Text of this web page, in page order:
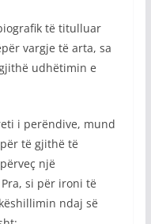
të titulluar
vargje të arta, sa
udhëtimin e
i perëndive, mund
të gjithë të
një
si për ironi të
ndaj së